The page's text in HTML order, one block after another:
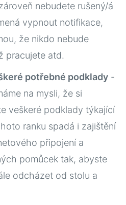
nebudete rušený/á
vypnout notifikace,
že nikdo nebude
pracujete atd.
potřebné podklady -
na mysli, že si
veškeré podklady týkající
ranku spadá i zajištění
připojení a
pomůcek tak, abyste
odcházet od stolu a